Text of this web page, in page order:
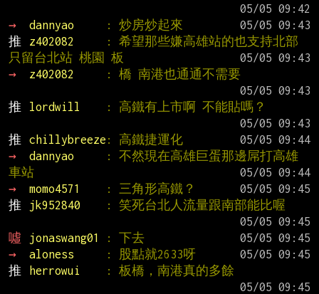
→
dannyao : 炒房炒起來
推
z402082
: 希望那些嫌高雄站的也支持北部
只留台北站 桃園 板
→
z402082
: 橋 南港也通通不需要
推
lordwill
: 高鐵有上市啊 不能貼嗎？
推
chillybreeze : 高鐵捷運化
→
dannyao
: 不然現在高雄巨蛋那邊屌打高雄
車站
→
momo4571 : 三角形高鐵？
推
jk952840
: 笑死台北人流量跟南部能比喔
噓
jonaswang01 : 下去
→
aloness : 股點就2633呀
推
herrowui
: 板橋，南港真的多餘